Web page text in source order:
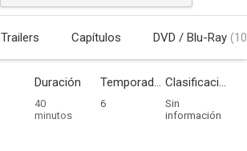
Trailers Capítulos DVD / Blu-Ray
Duración
40
minutos
Temporadas
6
Clasificación por edades
Sin
información